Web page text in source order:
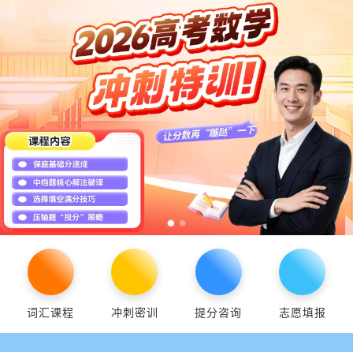
词汇课程 冲刺密训 提分咨询 志愿填报